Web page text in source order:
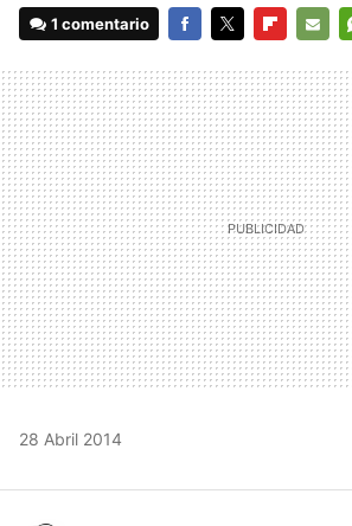
1 comentario
MAIL
28 Abril 2014